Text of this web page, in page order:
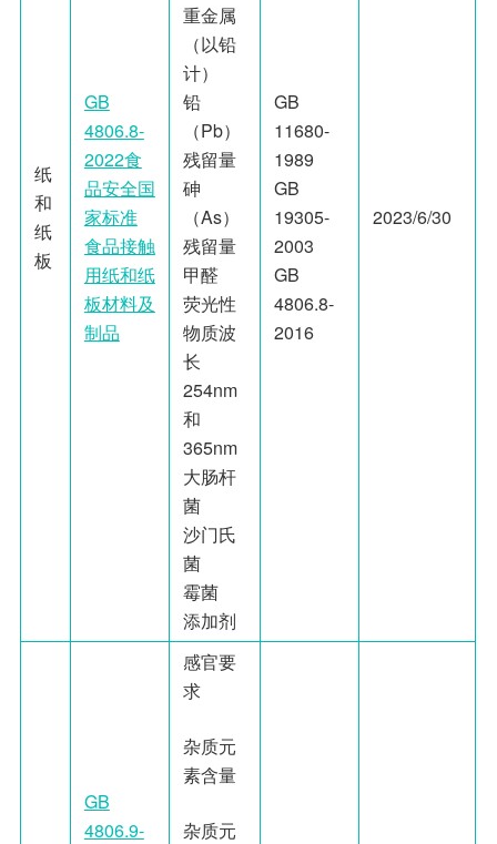
纸
和
纸
板
GB
4806.8-
2022食
品安全国
家标准
食品接触
用纸和纸
板材料及
制品
重金属
（以铅
计）
铅
（Pb）
残留量
砷
（As）
残留量
甲醛
荧光性
物质波
长
254nm
和
365nm
大肠杆
菌
沙门氏
菌
霉菌
添加剂
GB
11680-
1989
GB
19305-
2003
GB
4806.8-
2016
2023/6/30
GB
4806.9-
感官要
求
杂质元
素含量
杂质元